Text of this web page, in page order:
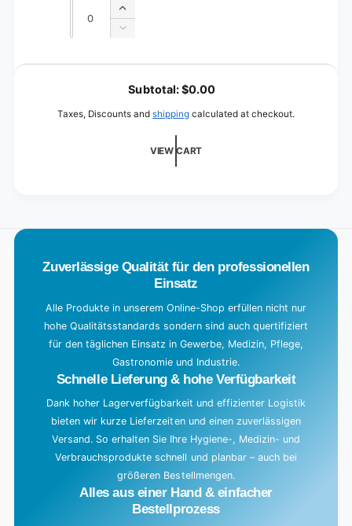
Quantity
Increase
quantity
Decrease
for
L
Subtotal:$0.00
Taxes, Discounts and shipping calculated at checkout.
VIEW CART
Zuverlässige Qualität für den professionellen
Einsatz
Alle Produkte in unserem Online-Shop erfüllen nicht nur
hohe Qualitätsstandards sondern sind auch quertifiziert
für den täglichen Einsatz in Gewerbe, Medizin, Pflege,
Gastronomie und Industrie.
Schnelle Lieferung & hohe Verfügbarkeit
Dank hoher Lagerverfügbarkeit und effizienter Logistik
bieten wir kurze Lieferzeiten und einen zuverlässigen
Versand. So erhalten Sie Ihre Hygiene-, Medizin- und
Verbrauchsprodukte schnell und planbar – auch bei
größeren Bestellmengen.
Alles aus einer Hand & einfacher
Bestellprozess